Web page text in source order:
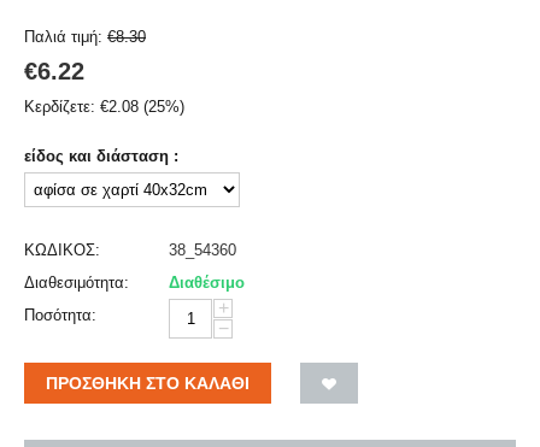
Παλιά τιμή: €8.30
€6.22
Κερδίζετε: €2.08 (25%)
είδος και διάσταση :
ΚΩΔΙΚΟΣ:
38_54360
Διαθεσιμότητα:
Διαθέσιμο
Ποσότητα:
+
−
ΠΡΟΣΘΉΚΗ ΣΤΟ ΚΑΛΆΘΙ